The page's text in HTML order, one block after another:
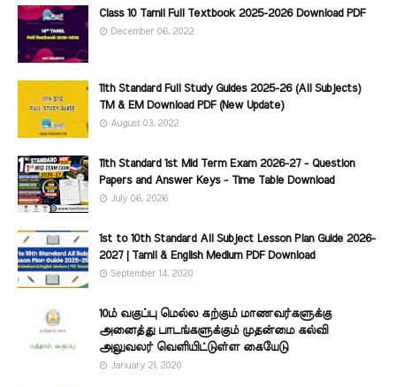
Class 10 Tamil Full Textbook 2025-2026 Download PDF
December 06, 2022
11th Standard Full Study Guides 2025-26 (All Subjects)
TM & EM Download PDF (New Update)
August 03, 2022
11th Standard 1st Mid Term Exam 2026-27 - Question
Papers and Answer Keys - Time Table Download
July 06, 2026
1st to 10th Standard All Subject Lesson Plan Guide 2026-
2027 | Tamil & English Medium PDF Download
September 14, 2020
10ம் வகுப்பு மெல்ல கற்கும் மாணவர்களுக்கு
அனைத்து பாடங்களுக்கும் முதன்மை கல்வி
அலுவலர் வெளியிட்டுள்ள கையேடு
January 21, 2020